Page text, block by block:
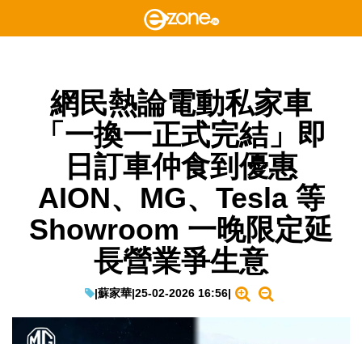
網民熱論電動私家車
「一換一正式完結」即
日訂車仲食到優惠
AION、MG、Tesla 等
Showroom 一晚限定延
長營業爭生意
|蘇家華|25-02-2026 16:56|